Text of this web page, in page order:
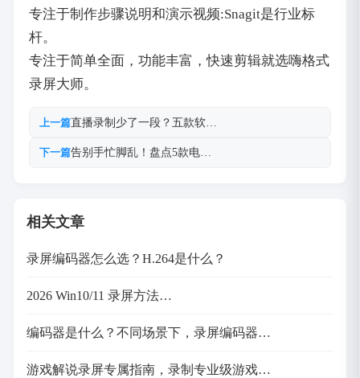
专注于制作步骤说明和演示视频:Snagit是行业标
杆。
专注于简单全面，功能丰富，快速剪辑就选嗨格式
录屏大师。
上一篇直播录制少了一段？五款软…
下一篇告别手忙脚乱！盘点5款电…
相关文章
录屏编码器怎么选？H.264是什么？
2026 Win10/11 录屏方法…
编码器是什么？不同场景下，录屏编码器…
游戏解说录屏专属指南，录制专业级游戏…